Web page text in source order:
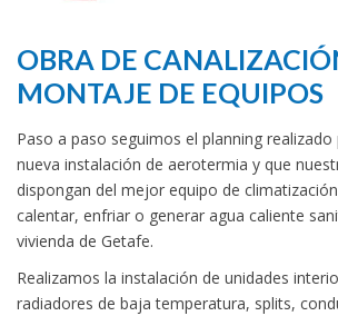
OBRA DE
MONTAJE DE EQUIPOS
Paso a paso seguimos el planning
nueva instalación de aerotermia y que
dispongan del mejor equipo de
calentar, enfriar o generar agua caliente
vivienda de Getafe.
Realizamos la instalación de unidades
radiadores de baja temperatura, splits,